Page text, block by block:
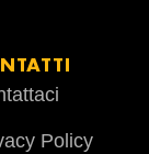
Policy